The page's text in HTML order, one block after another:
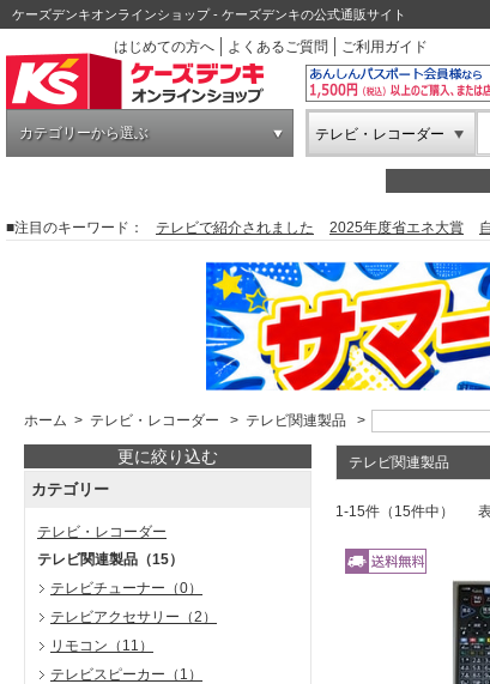
ケーズデンキオンラインショップ - ケーズデンキの公式通販サイト
はじめての方へ
よくあるご質問 ご利用ガイド
カテゴリーから選ぶ テレビ・レコーダー
■注目のキーワード： テレビで紹介されました 2025年度省エネ大賞
ホーム > テレビ・レコーダー > テレビ関連製品 >
更に絞り込む
カテゴリー
テレビ・レコーダー
テレビ関連製品 （15）
テレビチューナー （0）
テレビアクセサリー （2）
リモコン （11）
テレビスピーカー （1）
テレビ関連製品
1-15件（15件中）